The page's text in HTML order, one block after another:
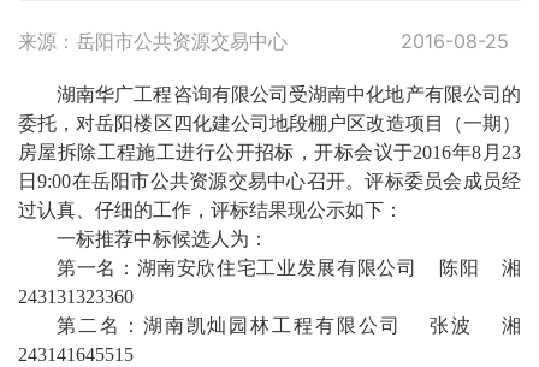
来源：岳阳市公共资源交易中心 2016-08-25
湖南华广工程咨询有限公司受湖南中化地产有限公司的
委托，对岳阳楼区四化建公司地段棚户区改造项目（一期）
房屋拆除工程施工进行公开招标，开标会议于2016年8月23
日9:00在岳阳市公共资源交易中心召开。评标委员会成员经
过认真、仔细的工作，评标结果现公示如下：
一标推荐中标候选人为：
第一名：湖南安欣住宅工业发展有限公司 陈阳 湘
243131323360
第二名：湖南凯灿园林工程有限公司 张波 湘
243141645515